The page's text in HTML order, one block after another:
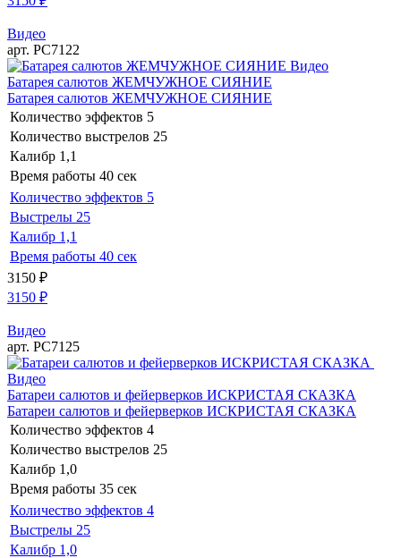
Видео
арт. РС7122
Видео
Батарея салютов ЖЕМЧУЖНОЕ СИЯНИЕ
Батарея салютов ЖЕМЧУЖНОЕ СИЯНИЕ
Количество эффектов 5
Количество выстрелов 25
Калибр 1,1
Время работы 40 сек
Количество эффектов 5
Выстрелы 25
Калибр 1,1
Время работы 40 сек
3150 ₽
3150 ₽
Видео
арт. РС7125
Видео
Батареи салютов и фейерверков ИСКРИСТАЯ СКАЗКА
Батареи салютов и фейерверков ИСКРИСТАЯ СКАЗКА
Количество эффектов 4
Количество выстрелов 25
Калибр 1,0
Время работы 35 сек
Количество эффектов 4
Выстрелы 25
Калибр 1,0